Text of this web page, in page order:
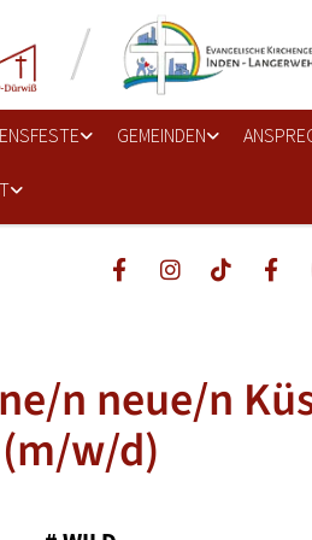
GEMEINDEN
n neue/n
(m/w/d)